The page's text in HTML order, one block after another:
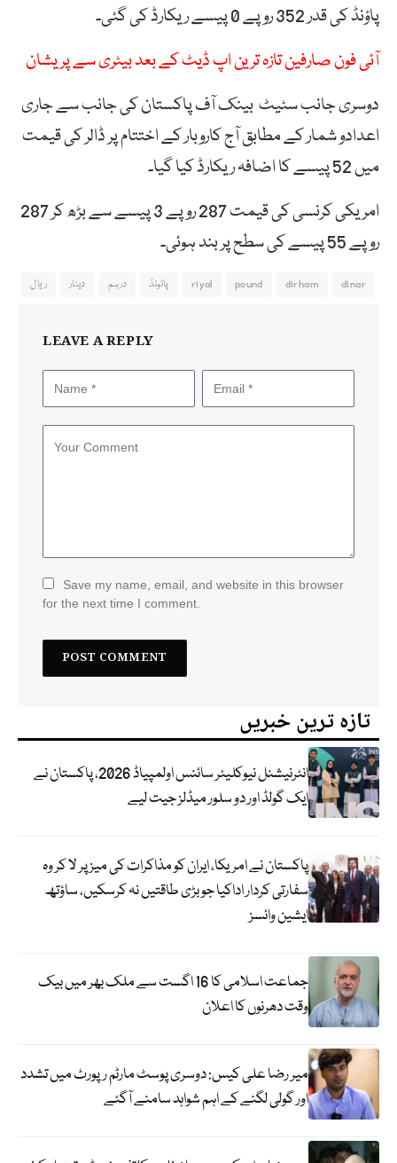
پاؤنڈ کی قدر 352 روپے 0 پیسے ریکارڈ کی گئی۔
آئی فون صارفین تازہ ترین اپ ڈیٹ کے بعد بیٹری سے پریشان
دوسری جانب سٹیٹ بینک آف پاکستان کی جانب سے جاری
اعدادو شمار کے مطابق آج کاروبار کے اختتام پر ڈالر کی قیمت
میں 52 پیسے کا اضافہ ریکارڈ کیا گیا۔
امریکی کرنسی کی قیمت 287 روپے 3 پیسے سے بڑھ کر 287
روپے 55 پیسے کی سطح پر بند ہوئی۔
dinar
dirham
pound
riyal پائونڈ درہم دینار ریال
LEAVE A REPLY
Save my name, email, and website in this browser
for the next time I comment.
تازہ ترین خبریں
انٹرنیشنل نیوکلیئر سائنس اولمپیاڈ 2026، پاکستان نے
ایک گولڈ اور دو سلور میڈلز جیت لیے
پاکستان نے امریکا، ایران کو مذاکرات کی میز پر لا کر وہ
سفارتی کردار اداکیا جو بڑی طاقتیں نہ کرسکیں، ساؤتھ
ایشین وائسز
جماعت اسلامی کا 16 اگست سے ملک بھر میں بیک
وقت دھرنوں کا اعلان
میر رضا علی کیس: دوسری پوسٹ مارٹم رپورٹ میں تشدد
اور گولی لگنے کے اہم شواہد سامنے آگئے